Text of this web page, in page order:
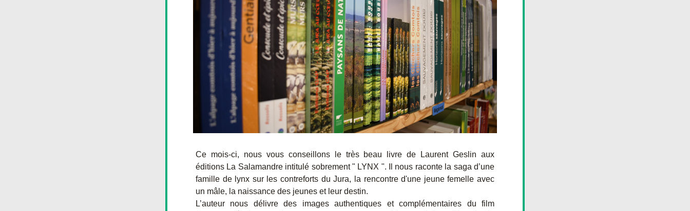
Ce mois-ci, nous vous conseillons le très beau livre de Laurent Geslin aux
éditions La Salamandre intitulé sobrement " LYNX ". Il nous raconte la saga d’une
famille de lynx sur les contreforts du Jura, la rencontre d'une jeune femelle avec
un mâle, la naissance des jeunes et leur destin.
L’auteur nous délivre des images authentiques et complémentaires du film